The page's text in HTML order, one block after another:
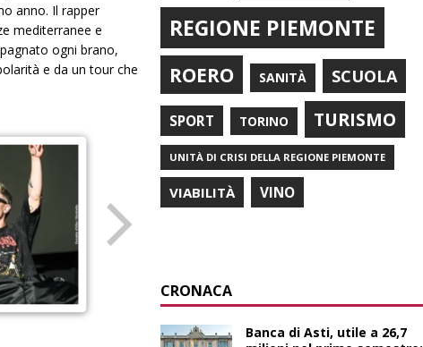
anno. Il rapper
mediterranee e
ogni brano,
e da un tour che
REGIONE PIEMONTE
ROERO SANITÀ SCUOLA
SPORT TORINO TURISMO
UNITÀ DI CRISI DELLA REGIONE PIEMONTE
VIABILITÀ VINO
CRONACA
Banca di Asti, utile a 26,7